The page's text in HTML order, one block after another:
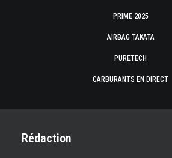
PRIME 2025
AIRBAG TAKATA
PURETECH
CARBURANTS EN DIRECT
Rédaction